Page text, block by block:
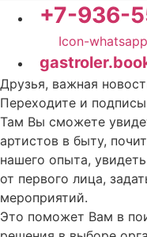
+7-936-
Icon-whatsapp
Друзья, важная
Переходите и
Там Вы сможете
артистов в быту,
нашего опыта,
от первого лица,
мероприятий.
Это поможет Вам в